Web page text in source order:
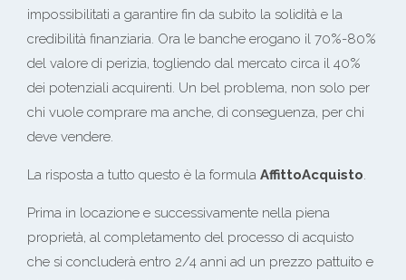
impossibilitati a garantire fin da subito la solidità e la
credibilità finanziaria. Ora le banche erogano il 70%-80%
del valore di perizia, togliendo dal mercato circa il 40%
dei potenziali acquirenti. Un bel problema, non solo per
chi vuole comprare ma anche, di conseguenza, per chi
deve vendere.
La risposta a tutto questo è la formula AffittoAcquisto.
Prima in locazione e successivamente nella piena
proprietà, al completamento del processo di acquisto
che si concluderà entro 2/4 anni ad un prezzo pattuito e